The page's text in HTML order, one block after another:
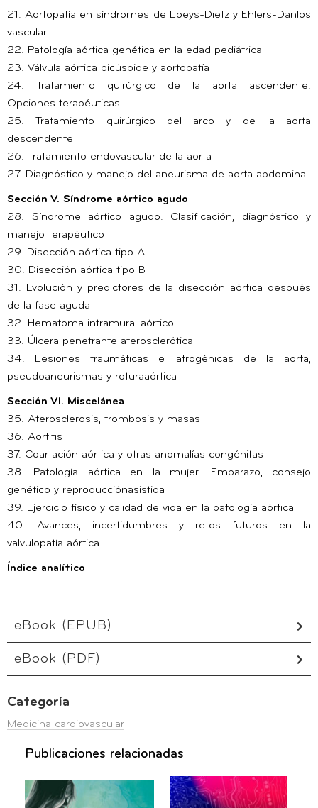
21. Aortopatía en síndromes de Loeys-Dietz y Ehlers-Danlos
vascular
22. Patología aórtica genética en la edad pediátrica
23. Válvula aórtica bicúspide y aortopatía
24. Tratamiento quirúrgico de la aorta ascendente.
Opciones terapéuticas
25. Tratamiento quirúrgico del arco y de la aorta
descendente
26. Tratamiento endovascular de la aorta
27. Diagnóstico y manejo del aneurisma de aorta abdominal
Sección V. Síndrome aórtico agudo
28. Síndrome aórtico agudo. Clasificación, diagnóstico y
manejo terapéutico
29. Disección aórtica tipo A
30. Disección aórtica tipo B
31. Evolución y predictores de la disección aórtica después
de la fase aguda
32. Hematoma intramural aórtico
33. Úlcera penetrante aterosclerótica
34. Lesiones traumáticas e iatrogénicas de la aorta,
pseudoaneurismas y roturaaórtica
Sección VI. Miscelánea
35. Aterosclerosis, trombosis y masas
36. Aortitis
37. Coartación aórtica y otras anomalías congénitas
38. Patología aórtica en la mujer. Embarazo, consejo
genético y reproducciónasistida
39. Ejercicio físico y calidad de vida en la patología aórtica
40. Avances, incertidumbres y retos futuros en la
valvulopatía aórtica
Índice analítico
eBook (EPUB)
eBook (PDF)
Categoría
Medicina cardiovascular
Publicaciones relacionadas